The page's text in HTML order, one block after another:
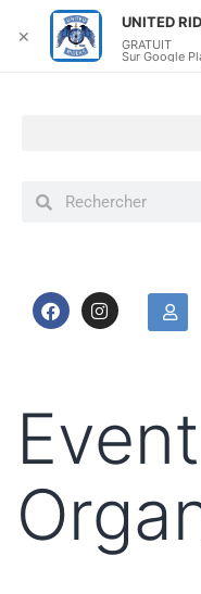
Event
✕
UNITED
GRATUIT
Sur Google